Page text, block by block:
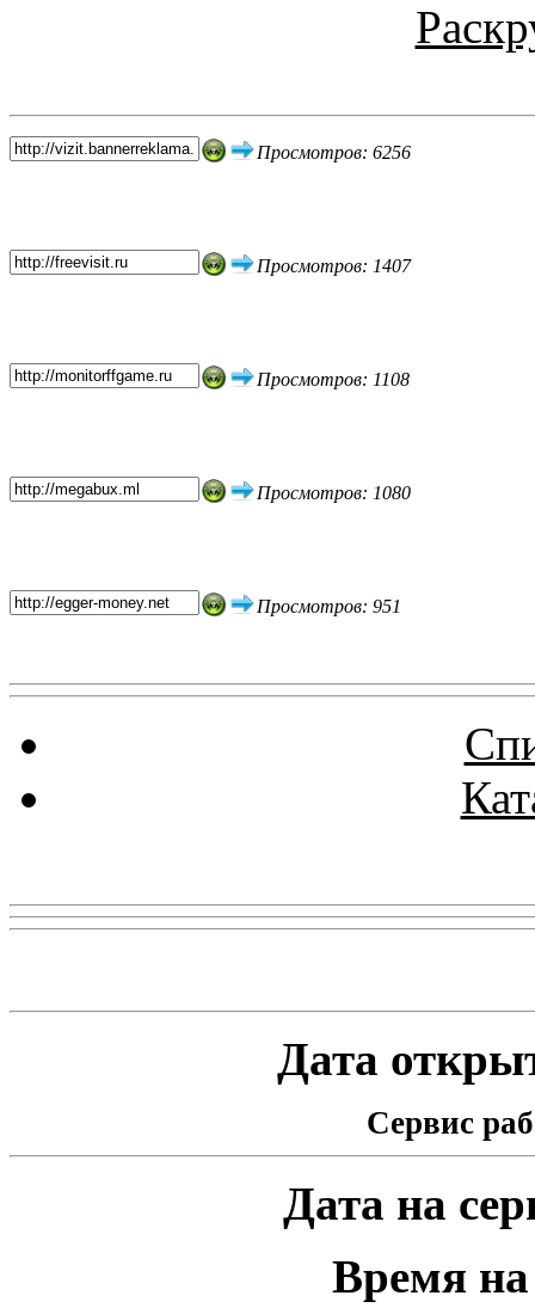
Просмотров: 6256
Просмотров: 1407
Просмотров: 1108
Просмотров: 1080
Просмотров: 951
Дата
Сервис
Дата на
Время на